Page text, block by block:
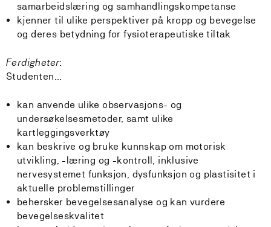
samarbeidslæring og samhandlingskompetanse
kjenner til ulike perspektiver på kropp og bevegelse
og deres betydning for fysioterapeutiske tiltak
Ferdigheter:
Studenten...
kan anvende ulike observasjons- og
undersøkelsesmetoder, samt ulike
kartleggingsverktøy
kan beskrive og bruke kunnskap om motorisk
utvikling, -læring og -kontroll, inklusive
nervesystemet funksjon, dysfunksjon og plastisitet i
aktuelle problemstillinger
behersker bevegelsesanalyse og kan vurdere
bevegelseskvalitet